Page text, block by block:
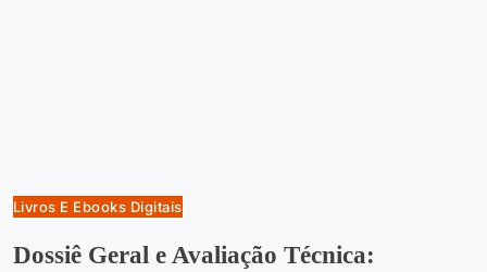
Livros E Ebooks Digitais
Dossiê Geral e Avaliação Técnica: